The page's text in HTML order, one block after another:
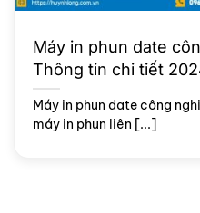
Máy in phun date
Thông tin chi tiết
Máy in phun date công
máy in phun liên [...]